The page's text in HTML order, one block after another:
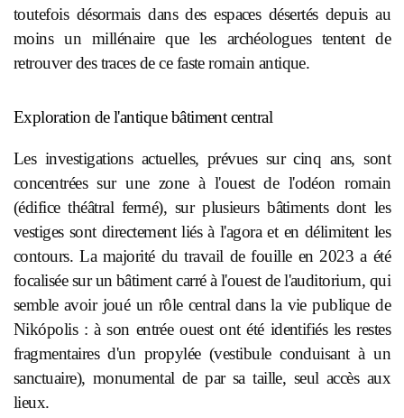
toutefois désormais dans des espaces désertés depuis au
moins un millénaire que les archéologues tentent de
retrouver des traces de ce faste romain antique.
Exploration de l'antique bâtiment central
Les investigations actuelles, prévues sur cinq ans, sont
concentrées sur une zone à l'ouest de l'odéon romain
(édifice théâtral fermé), sur plusieurs bâtiments dont les
vestiges sont directement liés à l'agora et en délimitent les
contours. La majorité du travail de fouille en 2023 a été
focalisée sur un bâtiment carré à l'ouest de l'auditorium, qui
semble avoir joué un rôle central dans la vie publique de
Nikópolis : à son entrée ouest ont été identifiés les restes
fragmentaires d'un propylée (vestibule conduisant à un
sanctuaire), monumental de par sa taille, seul accès aux
lieux.